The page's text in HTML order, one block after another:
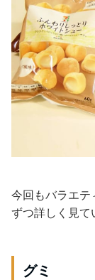
今回もバラエテ
ずつ詳しく見て
グミ